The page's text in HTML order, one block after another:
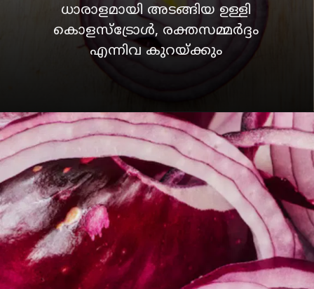
ധാരാളമായി അടങ്ങിയ ഉള്ളി
കൊളസ്‌ട്രോള്‍, രക്തസമ്മര്‍ദ്ദം
എന്നിവ കുറയ്ക്കും